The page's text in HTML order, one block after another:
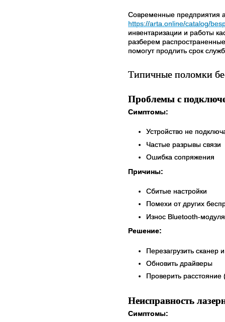
Современные предприятия
https://arta.online/catalog/
инвентаризации и работы
разберем
помогут продлить срок
Типичные поломки
Проблемы с
Симптомы:
Устройство не
Частые разрывы связи
Ошибка сопряжения
Причины:
Сбитые настройки
Помехи от других
Износ Bluetooth-модуля
Решение:
Перезагрузить сканер
Обновить драйверы
Проверить
Неисправность
Симптомы: